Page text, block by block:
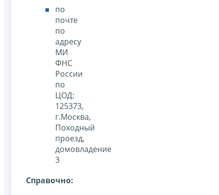
по
почте
по
адресу
МИ
ФНС
России
по
ЦОД:
125373,
г.Москва,
Походный
проезд,
домовладение
3
Cправочно: